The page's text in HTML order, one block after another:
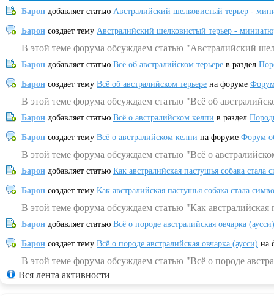
Барон добавляет статью Австралийский шелковистый терьер -
Барон создает тему Австралийский шелковистый терьер -
В этой теме форума обсуждаем статью "Австралийский
Барон добавляет статью Всё об австралийском терьере в раздел
Барон создает тему Всё об австралийском терьере на форуме
В этой теме форума обсуждаем статью "Всё об
Барон добавляет статью Всё о австралийском келпи в раздел
Барон создает тему Всё о австралийском келпи на форуме Форум
В этой теме форума обсуждаем статью "Всё о
Барон добавляет статью Как австралийская пастушья собака
Барон создает тему Как австралийская пастушья собака стала
В этой теме форума обсуждаем статью "Как
Барон добавляет статью Всё о породе австралийская овчарка (аусси)
Барон создает тему Всё о породе австралийская овчарка (аусси) на
В этой теме форума обсуждаем статью "Всё о породе
Вся лента активности